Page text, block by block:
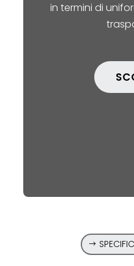
in termini di